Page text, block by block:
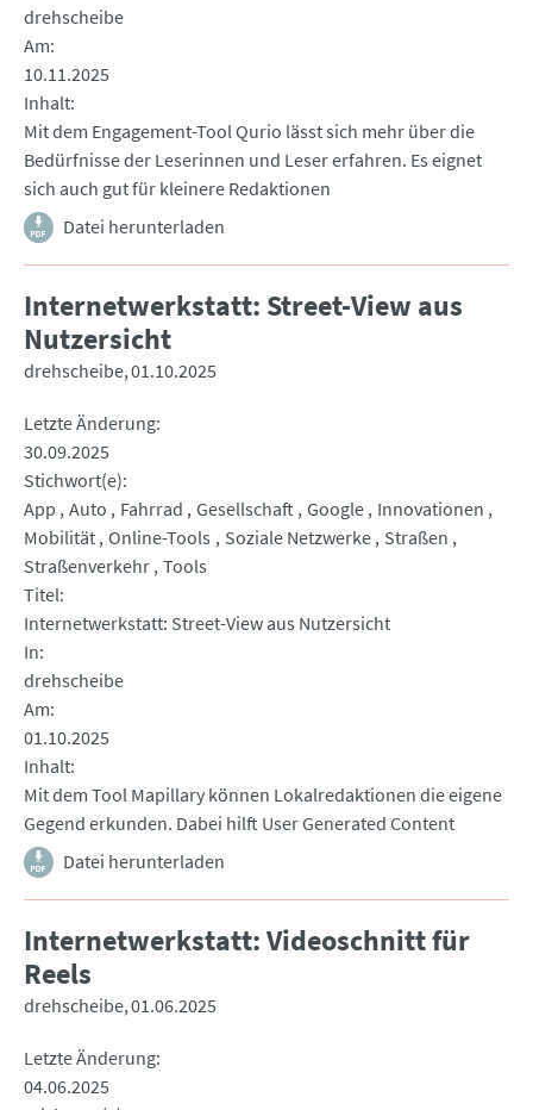
drehscheibe
Am
10.11.2025
Inhalt
Mit dem Engagement-Tool Qurio lässt sich mehr über die
Bedürfnisse der Leserinnen und Leser erfahren. Es eignet
sich auch gut für kleinere Redaktionen
Datei herunterladen
Internetwerkstatt: Street-View aus
Nutzersicht
drehscheibe 01.10.2025
Letzte Änderung
30.09.2025
Stichwort(e)
App Auto Fahrrad Gesellschaft Google Innovationen
Mobilität Online-Tools Soziale Netzwerke Straßen
Straßenverkehr Tools
Titel
Internetwerkstatt: Street-View aus Nutzersicht
In
drehscheibe
Am
01.10.2025
Inhalt
Mit dem Tool Mapillary können Lokalredaktionen die eigene
Gegend erkunden. Dabei hilft User Generated Content
Datei herunterladen
Internetwerkstatt: Videoschnitt für
Reels
drehscheibe 01.06.2025
Letzte Änderung
04.06.2025